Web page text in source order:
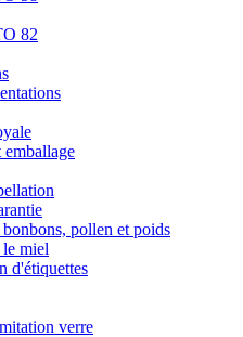
82
emballage
pollen et poids
miel
d'étiquettes
verre